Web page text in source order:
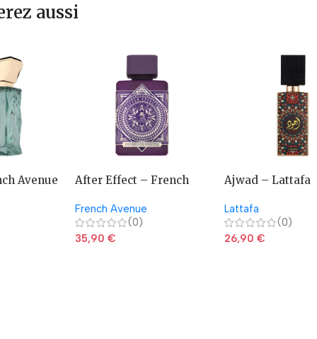
aussi
Avenue
After Effect – French
French Avenue
(0)
35,90€
Ajwad – Lattafa
Lattafa
(0)
26,90 €